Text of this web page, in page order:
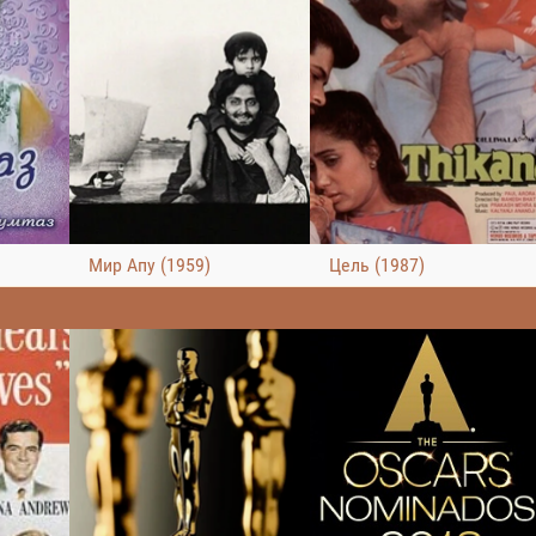
Мир Апу (1959) Цель (1987)